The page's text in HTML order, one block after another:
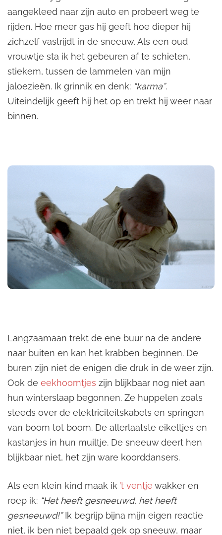
aangekleed naar zijn auto en probeert weg te
rijden. Hoe meer gas hij geeft hoe dieper hij
zichzelf vastrijdt in de sneeuw. Als een oud
vrouwtje sta ik het gebeuren af te schieten,
stiekem, tussen de lammelen van mijn
jaloezieën. Ik grinnik en denk: “karma”.
Uiteindelijk geeft hij het op en trekt hij weer naar
binnen.
Langzaamaan trekt de ene buur na de andere
naar buiten en kan het krabben beginnen. De
buren zijn niet de enigen die druk in de weer zijn.
Ook de eekhoorntjes zijn blijkbaar nog niet aan
hun winterslaap begonnen. Ze huppelen zoals
steeds over de elektriciteitskabels en springen
van boom tot boom. De allerlaatste eikeltjes en
kastanjes in hun muiltje. De sneeuw deert hen
blijkbaar niet, het zijn ware koorddansers.
Als een klein kind maak ik ’t ventje wakker en
roep ik: “Het heeft gesneeuwd, het heeft
gesneeuwd!”Ik begrijp bijna mijn eigen reactie
niet, ik ben niet bepaald gek op sneeuw, maar